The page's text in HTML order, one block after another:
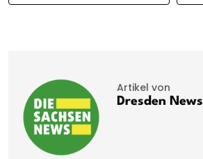
Artikel von
Dresden News